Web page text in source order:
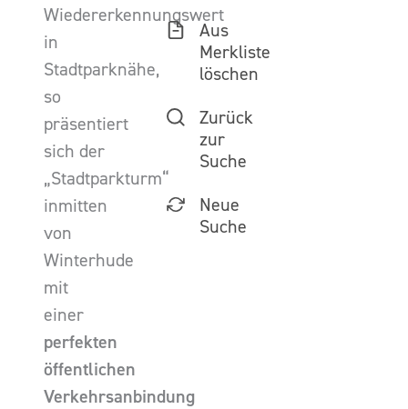
Wiedererkennungswert
in
Stadtparknähe,
so
präsentiert
sich der
„Stadtparkturm“
inmitten
von
Winterhude
mit
einer
perfekten
öffentlichen
Verkehrsanbindung
Aus
Merkliste
löschen
Zurück
zur
Suche
Neue
Suche